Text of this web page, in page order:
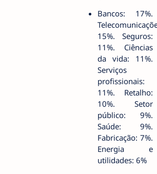
Bancos: 17%.
15%. Seguros:
11%. Ciências
da vida: 11%.
Serviços
profissionais:
11%. Retalho:
10%. Setor
público: 9%.
Saúde: 9%.
Fabricação: 7%.
Energia e
utilidades: 6%